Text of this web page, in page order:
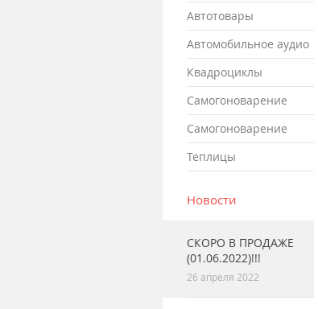
автотовары
автомобильное аудио
квадроциклы
самогоноварение
самогоноварение
теплицы
Новости
СКОРО В ПРОДАЖЕ
(01.06.2022)!!!
26 апреля 2022